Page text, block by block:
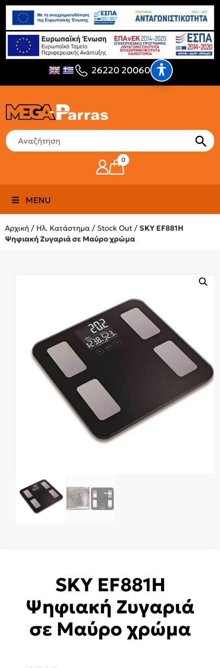
26220 20060
0
MENU
Αρχική / Ηλ. Κατάστημα / Stock Out / SKY EF881H
Ψηφιακή Ζυγαριά σε Μαύρο χρώμα
SKY EF881H
Ψηφιακή Ζυγαριά
σε Μαύρο χρώμα